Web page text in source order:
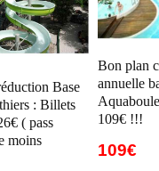
Base
: Billets
( pass
moins
Bon plan
annuelle
109€ !!!
109€